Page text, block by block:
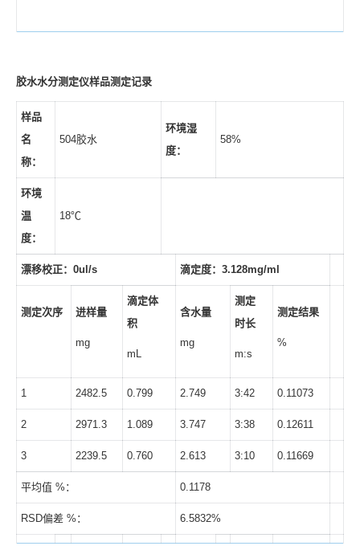
胶水水分测定仪样品测定记录
样品
名
称：
504胶水
环境湿
度：
58%
环境
温
度：
18℃
漂移校正： 0ul/s 滴定度： 3.128mg/ml
测定次序 进样量
mg
滴定体
积
mL
含水量
mg
测定
时长
m:s
测定结果
%
1 2482.5 0.799 2.749 3:42 0.11073
2 2971.3 1.089 3.747 3:38 0.12611
3 2239.5 0.760 2.613 3:10 0.11669
平均值 %： 0.1178
RSD偏差 %： 6.5832%